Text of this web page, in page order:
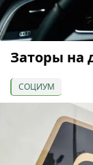
Заторы на
СОЦИУМ